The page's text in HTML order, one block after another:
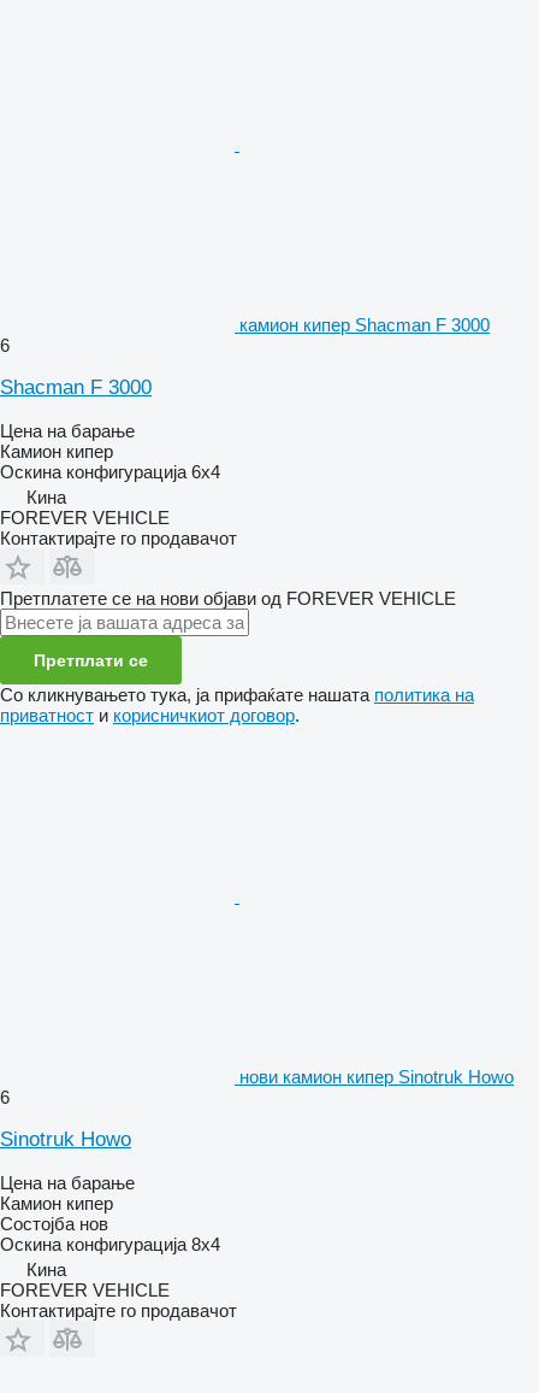
камион кипер Shacman F 3000
6
Shacman F 3000
Цена на барање
Камион кипер
Оскина конфигурација 6x4
Кина
FOREVER VEHICLE
Контактирајте го продавачот
Претплатете се на нови објави од FOREVER VEHICLE
Претплати се
Со кликнувањето тука, ја прифаќате нашата политика на
приватност и корисничкиот договор.
нови камион кипер Sinotruk Howo
6
Sinotruk Howo
Цена на барање
Камион кипер
Состојба нов
Оскина конфигурација 8x4
Кина
FOREVER VEHICLE
Контактирајте го продавачот